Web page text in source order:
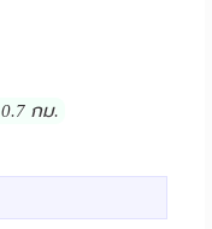
0.7 กม.
ดศุภฤกษ์ 3.4 กม.